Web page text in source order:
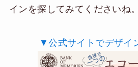
インを探してみてくださいね。
▼公式サイトでデザイ